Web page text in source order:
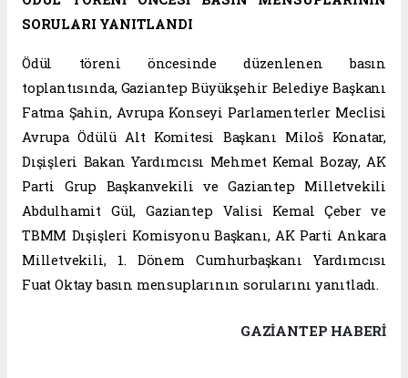
SORULARI YANITLANDI
Ödül töreni öncesinde düzenlenen basın
toplantısında, Gaziantep Büyükşehir Belediye Başkanı
Fatma Şahin, Avrupa Konseyi Parlamenterler Meclisi
Avrupa Ödülü Alt Komitesi Başkanı Miloš Konatar,
Dışişleri Bakan Yardımcısı Mehmet Kemal Bozay, AK
Parti Grup Başkanvekili ve Gaziantep Milletvekili
Abdulhamit Gül, Gaziantep Valisi Kemal Çeber ve
TBMM Dışişleri Komisyonu Başkanı, AK Parti Ankara
Milletvekili, 1. Dönem Cumhurbaşkanı Yardımcısı
Fuat Oktay basın mensuplarının sorularını yanıtladı.
GAZIANTEP HABERİ